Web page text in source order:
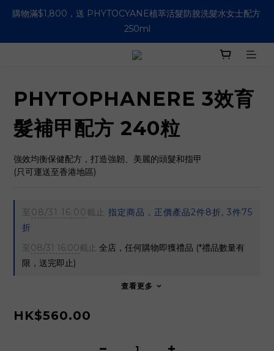
購物滿HK$500即免運費 (香港適用）
購物滿$1,800，送 PHYTOCYANE植萃活髮防脫洗髮水女士配方
購物滿HK$500即免運費 (香港適用）
PHYTOPHANERE 3效育
髮補甲配方 240粒
強效均衡保健配方，打造強韌、美麗的頭髮和指甲
(只可運送至香港地區)
至 08/31 16:00截止
指定商品，正價產品2件8折, 3件75
折
至 08/31 16:00截止
全店，任何購物即獲禮品 (*禮品數量有
限，送完即止)
查看更多
HK$560.00